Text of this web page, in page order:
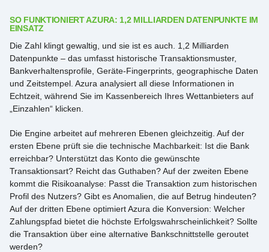
SO FUNKTIONIERT AZURA: 1,2 MILLIARDEN DATENPUNKTE IM
EINSATZ
Die Zahl klingt gewaltig, und sie ist es auch. 1,2 Milliarden
Datenpunkte – das umfasst historische Transaktionsmuster,
Bankverhaltensprofile, Geräte-Fingerprints, geographische Daten
und Zeitstempel. Azura analysiert all diese Informationen in
Echtzeit, während Sie im Kassenbereich Ihres Wettanbieters auf
„Einzahlen“ klicken.
Die Engine arbeitet auf mehreren Ebenen gleichzeitig. Auf der
ersten Ebene prüft sie die technische Machbarkeit: Ist die Bank
erreichbar? Unterstützt das Konto die gewünschte
Transaktionsart? Reicht das Guthaben? Auf der zweiten Ebene
kommt die Risikoanalyse: Passt die Transaktion zum historischen
Profil des Nutzers? Gibt es Anomalien, die auf Betrug hindeuten?
Auf der dritten Ebene optimiert Azura die Konversion: Welcher
Zahlungspfad bietet die höchste Erfolgswahrscheinlichkeit? Sollte
die Transaktion über eine alternative Bankschnittstelle geroutet
werden?